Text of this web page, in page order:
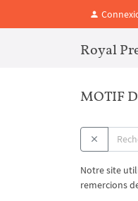
Royal
MOTIF
Notre site
remercions